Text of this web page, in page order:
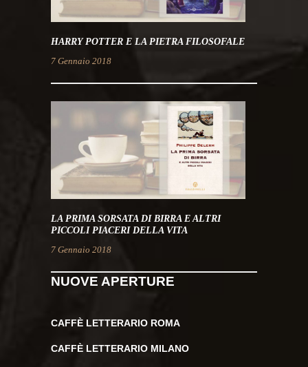
HARRY POTTER E LA PIETRA FILOSOFALE
7 Gennaio 2018
LA PRIMA SORSATA DI BIRRA E ALTRI
PICCOLI PIACERI DELLA VITA
7 Gennaio 2018
NUOVE APERTURE
CAFFÈ LETTERARIO ROMA
CAFFÈ LETTERARIO MILANO